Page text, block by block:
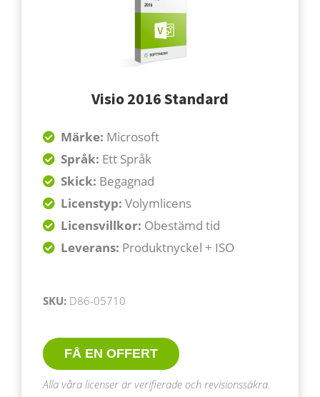
Visio 2016 Standard
Märke: Microsoft
Språk: Ett Språk
Skick: Begagnad
Licenstyp: Volymlicens
Licensvillkor: Obestämd tid
Leverans: Produktnyckel + ISO
SKU: D86-05710
FÅ EN OFFERT
Alla våra licenser är verifierade och revisionssäkra.